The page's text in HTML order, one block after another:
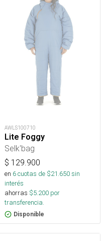
AWLS100710
Lite Foggy
Selk'bag
$ 129.900
en 6cuotas de $21.650sin
interés
ahorras $5.200 por
transferencia.
Disponible